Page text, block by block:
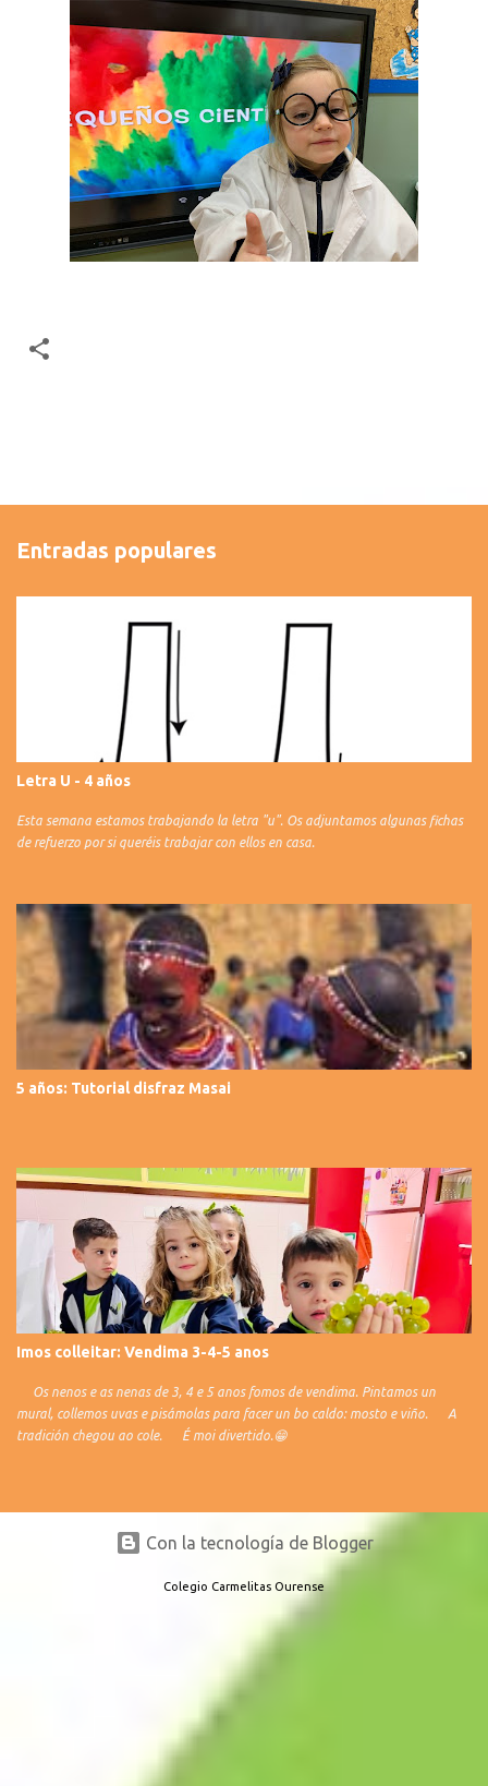
Entradas populares
Letra U - 4 años
Esta semana estamos trabajando la letra "u". Os adjuntamos algunas fichas
de refuerzo por si queréis trabajar con ellos en casa.
5 años: Tutorial disfraz Masai
Imos colleitar: Vendima 3-4-5 anos
Os nenos e as nenas de 3, 4 e 5 anos fomos de vendima. Pintamos un
mural, collemos uvas e pisámolas para facer un bo caldo: mosto e viño. A
tradición chegou ao cole. É moi divertido.😁
Con la tecnología de Blogger
Colegio Carmelitas Ourense